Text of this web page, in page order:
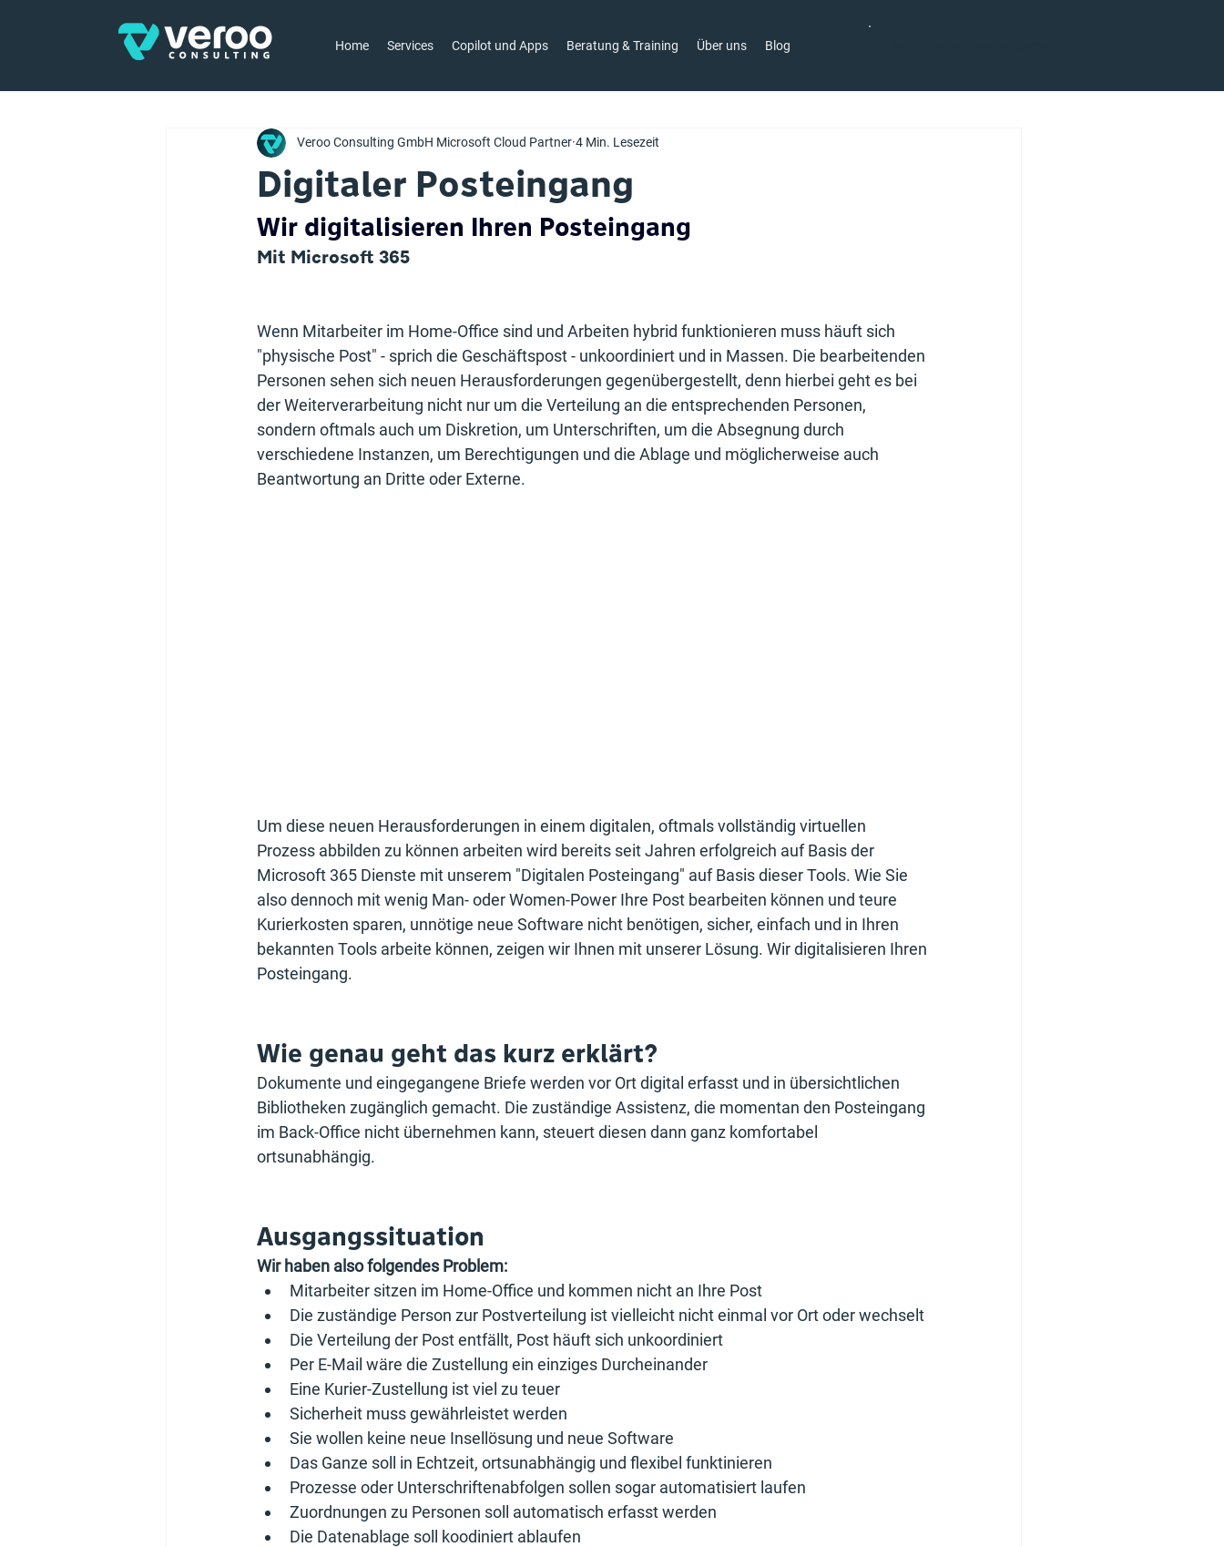
Home Services Copilot und Apps Beratung & Training Über uns Blog
Digitaler Posteingang
Veroo Consulting GmbH Microsoft Cloud Partner 4 Min. Lesezeit
Wir digitalisieren Ihren Posteingang
Mit Microsoft 365
Wenn Mitarbeiter im Home-Office sind und Arbeiten hybrid funktionieren muss häuft sich
"physische Post" - sprich die Geschäftspost - unkoordiniert und in Massen. Die bearbeitenden
Personen sehen sich neuen Herausforderungen gegenübergestellt, denn hierbei geht es bei
der Weiterverarbeitung nicht nur um die Verteilung an die entsprechenden Personen,
sondern oftmals auch um Diskretion, um Unterschriften, um die Absegnung durch
verschiedene Instanzen, um Berechtigungen und die Ablage und möglicherweise auch
Beantwortung an Dritte oder Externe.
Um diese neuen Herausforderungen in einem digitalen, oftmals vollständig virtuellen
Prozess abbilden zu können arbeiten wird bereits seit Jahren erfolgreich auf Basis der
Microsoft 365 Dienste mit unserem "Digitalen Posteingang" auf Basis dieser Tools. Wie Sie
also dennoch mit wenig Man- oder Women-Power Ihre Post bearbeiten können und teure
Kurierkosten sparen, unnötige neue Software nicht benötigen, sicher, einfach und in Ihren
bekannten Tools arbeite können, zeigen wir Ihnen mit unserer Lösung. Wir digitalisieren Ihren
Posteingang.
Wie genau geht das kurz erklärt?
Dokumente und eingegangene Briefe werden vor Ort digital erfasst und in übersichtlichen
Bibliotheken zugänglich gemacht. Die zuständige Assistenz, die momentan den Posteingang
im Back-Office nicht übernehmen kann, steuert diesen dann ganz komfortabel
ortsunabhängig.
Ausgangssituation
Wir haben also folgendes Problem:
Mitarbeiter sitzen im Home-Office und kommen nicht an Ihre Post
Die zuständige Person zur Postverteilung ist vielleicht nicht einmal vor Ort oder wechselt
Die Verteilung der Post entfällt, Post häuft sich unkoordiniert
Per E-Mail wäre die Zustellung ein einziges Durcheinander
Eine Kurier-Zustellung ist viel zu teuer
Sicherheit muss gewährleistet werden
Sie wollen keine neue Insellösung und neue Software
Das Ganze soll in Echtzeit, ortsunabhängig und flexibel funktinieren
Prozesse oder Unterschriftenabfolgen sollen sogar automatisiert laufen
Zuordnungen zu Personen soll automatisch erfasst werden
Die Datenablage soll koodiniert ablaufen